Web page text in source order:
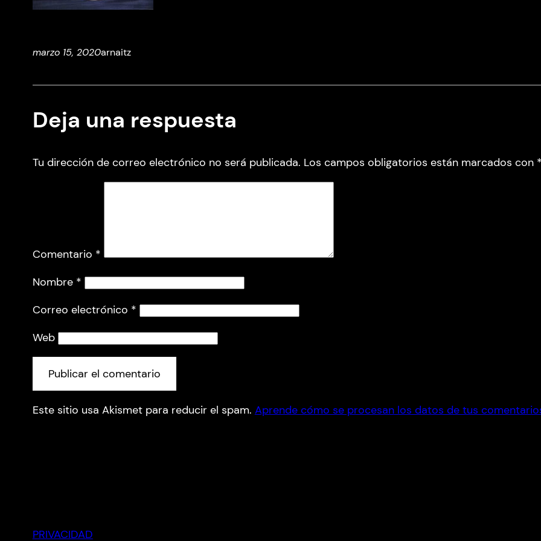
marzo 15, 2020arnaitz
Deja una respuesta
Tu dirección de correo electrónico no será publicada. Los campos obligatorios están marcados con
Comentario *
Nombre *
Correo electrónico *
Web
Este sitio usa Akismet para reducir el spam. Aprende cómo se procesan los datos de tus
PRIVACIDAD